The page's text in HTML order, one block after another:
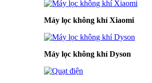
Máy lọc không khí Xiaomi
Máy lọc không khí Dyson